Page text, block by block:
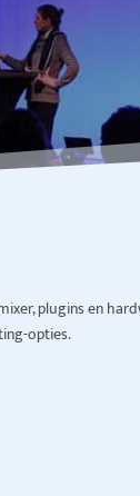
plugins en
opties.